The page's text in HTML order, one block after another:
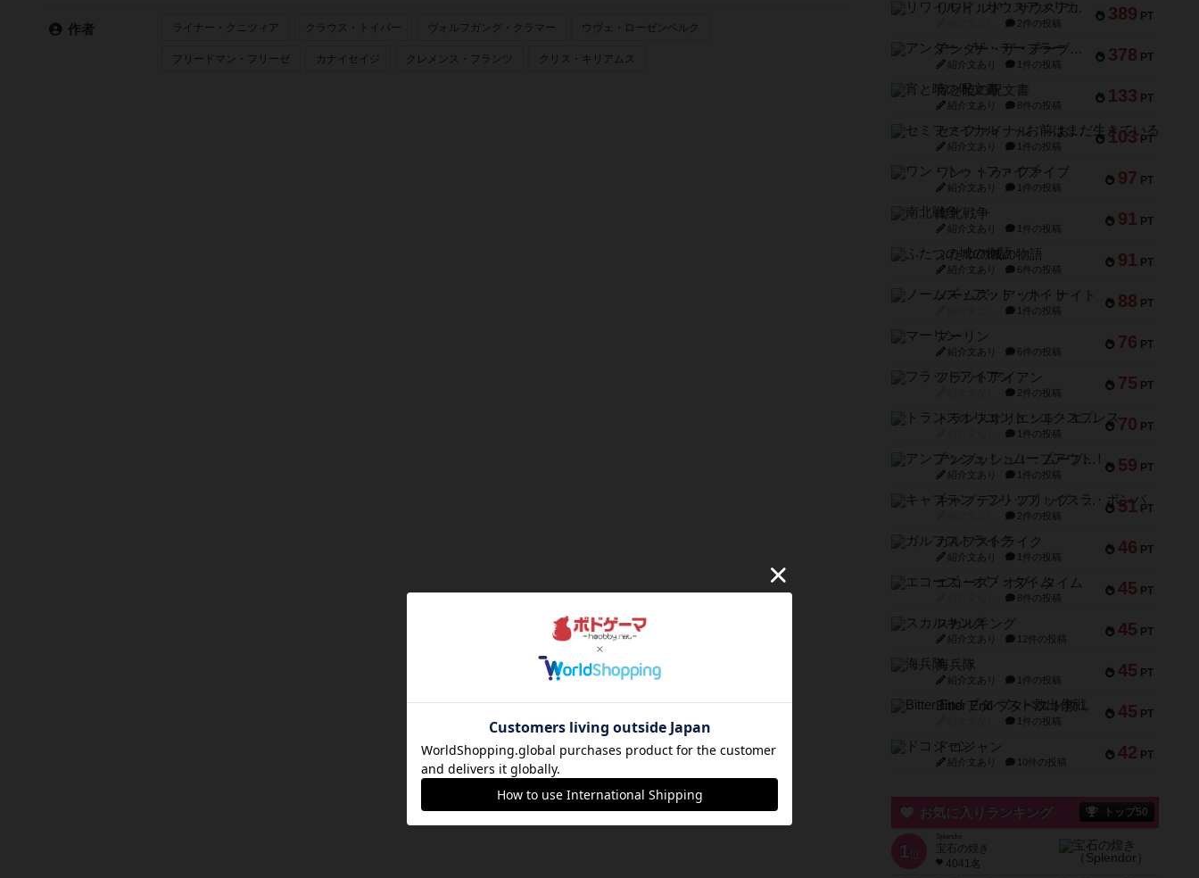
作者 ライナー・クニツィア クラウス・トイバー ヴォルフガング・クラマー ウヴェ・ローゼンベルク
フリードマン・フリーゼ カナイセイジ クレメンス・フランツ クリス・キリアムス
389 PT
リワイルド：サウスアメリカ
2件の投稿
378 PT
アンダー・ザ・テーブラー
紹介文あり 1件の投稿
133 PT
宵と暁の呪文書
紹介文あり 8件の投稿
103 PT
セミファイナル ～お前はまだ生きている～
紹介文あり 1件の投稿
97 PT
ワン・トゥ・ファイブ
紹介文あり 1件の投稿
91 PT
南北戦争
紹介文あり 1件の投稿
91 PT
ふたつの城の物語
紹介文あり 6件の投稿
88 PT
ノームズ・アット・ナイト
1件の投稿
76 PT
マーリン
紹介文あり 6件の投稿
75 PT
フラットアイアン
2件の投稿
70 PT
トランスオリエント・エクスプレス
1件の投稿
59 PT
アンブッシュ！：ムーブアウト！
紹介文あり 1件の投稿
51 PT
キャプテン・フリップ：イスラ・ボンバ
2件の投稿
46 PT
ガルフストライク
紹介文あり 1件の投稿
45 PT
エコーズ・オブ・タイム
8件の投稿
45 PT
スカルキング
紹介文あり 12件の投稿
45 PT
海兵隊
紹介文あり 1件の投稿
45 PT
Bitter End ブタペスト救出作戦
1件の投稿
42 PT
ドコジャン
紹介文あり 10件の投稿
お気に入りランキング トップ50
1 位
宝石の煌き
4041名